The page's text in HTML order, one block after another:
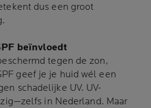
dus een groot
beïnvloedt
tegen de zon,
geef je je huid wél een
schadelijke UV. UV-
in Nederland. Maar